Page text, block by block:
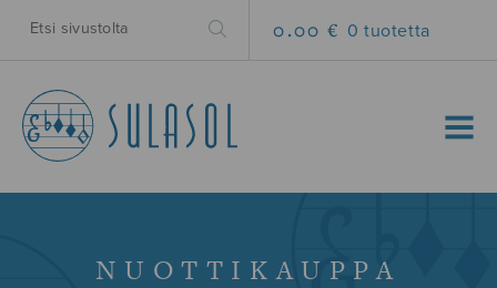
0.00 € 0 tuotetta
MENU
NUOTTIKAUPPA